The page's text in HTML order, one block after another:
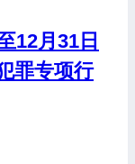
12月31日
罪专项行